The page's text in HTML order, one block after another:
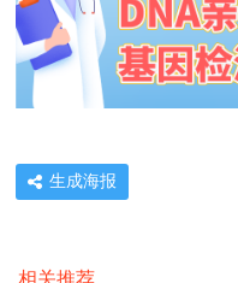
生成海报
相关推荐